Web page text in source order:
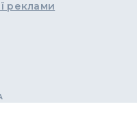
реклами